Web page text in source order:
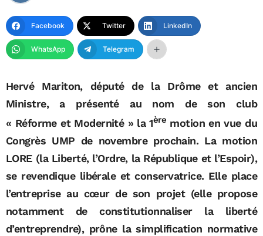
Facebook Twitter LinkedIn
WhatsApp Telegram
Hervé Mariton, député de la Drôme et ancien
Ministre, a présenté au nom de son club
« Réforme et Modernité » la 1ère motion en vue du
Congrès UMP de novembre prochain. La motion
LORE (la Liberté, l’Ordre, la République et l’Espoir),
se revendique libérale et conservatrice. Elle place
l’entreprise au cœur de son projet (elle propose
notamment de constitutionnaliser la liberté
d’entreprendre), prône la simplification normative